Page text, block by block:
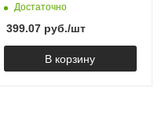
Достаточно
399.07руб./шт
В корзину